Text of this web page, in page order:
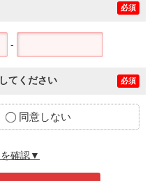
必須
-
てください 必須
同意しない
確認▼